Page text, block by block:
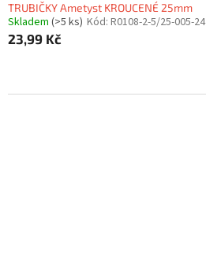
TRUBIČKY Ametyst KROUCENÉ 25mm
Skladem (>5 ks) Kód: R0108-2-5/25-005-24
23,99 Kč